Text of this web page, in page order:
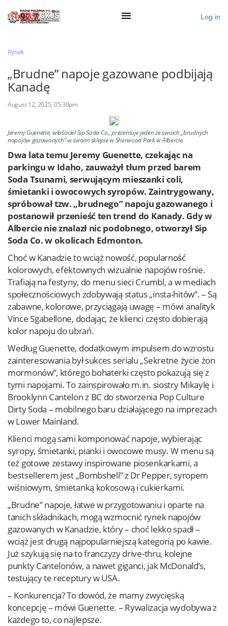
Ogłoś się
Działy
Zaloguj przez Clascal
Log in
Rynek
„Brudne” napoje gazowane podbijają
Kanadę
August 12, 2025, 05:30pm
Jeremy Guenette, właściciel Sip Soda Co., prezentuje jeden ze swoich „brudnych
napojów gazowanych” w swoim sklepie w Sherwood Park w Albercie.
Dwa lata temu Jeremy Guenette, czekając na
parkingu w Idaho, zauważył tłum przed barem
Soda Tsunami, serwującym mieszanki coli,
śmietanki i owocowych syropów. Zaintrygowany,
spróbował tzw. „brudnego” napoju gazowanego i
postanowił przenieść ten trend do Kanady. Gdy w
Albercie nie znalazł nic podobnego, otworzył Sip
Soda Co. w okolicach Edmonton.
Choć w Kanadzie to wciąż nowość, popularność
kolorowych, efektownych wizualnie napojów rośnie.
Trafiają na festyny, do menu sieci Crumbl, a w mediach
społecznościowych zdobywają status „insta-hitów”. – Są
zabawne, kolorowe, przyciągają uwagę – mówi analityk
Vince Sgabellone, dodając, że klienci często dobierają
kolor napoju do ubrań.
Według Guenette, dodatkowym impulsem do wzrostu
zainteresowania był sukces serialu „Sekretne życie żon
mormonów”, którego bohaterki często pokazują się z
tymi napojami. To zainspirowało m.in. siostry Mikaylę i
Brooklynn Cantelon z BC do stworzenia Pop Culture
Dirty Soda – mobilnego baru działającego na imprezach
w Lower Mainland.
Klienci mogą sami komponować napoje, wybierając
syropy, śmietanki, pianki i owocowe musy. W menu są
też gotowe zestawy inspirowane piosenkarkami, a
bestsellerem jest „Bombshell” z Dr Pepper, syropem
wiśniowym, śmietanką kokosową i cukierkami.
„Brudne” napoje, łatwe w przygotowaniu i oparte na
tanich składnikach, mogą wzmocnić rynek napojów
gazowanych w Kanadzie, który – choć lekko spadł –
wciąż jest drugą najpopularniejszą kategorią po kawie.
Już szykują się na to franczyzy drive-thru, kolejne
punkty Cantelonów, a nawet giganci, jak McDonald’s,
testujący te receptury w USA.
– Konkurencja? To dowód, że mamy zwycięską
koncepcję – mówi Guenette. – Rywalizacja wydobywa z
każdego to, co najlepsze.